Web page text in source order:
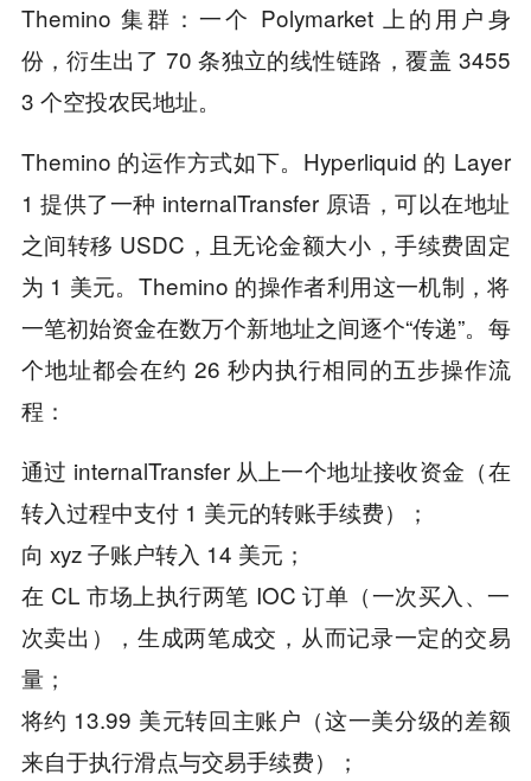
Themino 集群：一个 Polymarket 上的用户身
份，衍生出了 70 条独立的线性链路，覆盖 3455
3 个空投农民地址。
Themino 的运作方式如下。Hyperliquid 的 Layer
1 提供了一种 internalTransfer 原语，可以在地址
之间转移 USDC，且无论金额大小，手续费固定
为 1 美元。Themino 的操作者利用这一机制，将
一笔初始资金在数万个新地址之间逐个“传递”。每
个地址都会在约 26 秒内执行相同的五步操作流
程：
通过 internalTransfer 从上一个地址接收资金（在
转入过程中支付 1 美元的转账手续费）；
向 xyz 子账户转入 14 美元；
在 CL 市场上执行两笔 IOC 订单（一次买入、一
次卖出），生成两笔成交，从而记录一定的交易
量；
将约 13.99 美元转回主账户（这一美分级的差额
来自于执行滑点与交易手续费）；